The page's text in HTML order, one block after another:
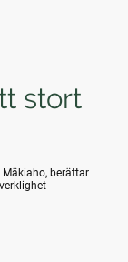
stort
berättar